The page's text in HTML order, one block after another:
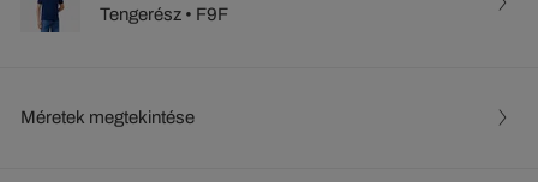
Tengerész • F9F
Méretek megtekintése